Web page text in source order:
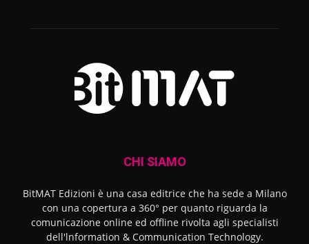
CHI SIAMO
BitMAT Edizioni è una casa editrice che ha sede a Milano
con una copertura a 360° per quanto riguarda la
comunicazione online ed offline rivolta agli specialisti
dell'lnformation & Communication Technology.